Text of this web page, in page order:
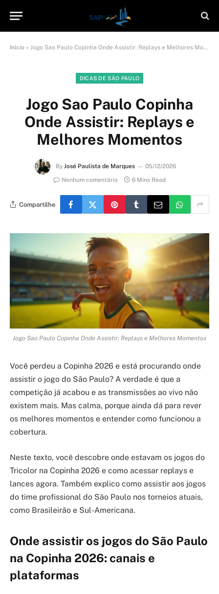
Início » Jogo Sao Paulo Copinha Onde Assistir: Replays e Melhores Momentos
DICAS DE SÃO PAULO
Jogo Sao Paulo Copinha
Onde Assistir: Replays e
Melhores Momentos
By José Paulista de Marques
05/12/2026
Nenhum comentário
6 Mins Read
Compartilhe
Jogo Sao Paulo Copinha Onde Assistir: Replays e Melhores Momentos
Você perdeu a Copinha 2026 e está procurando onde
assistir o jogo do São Paulo? A verdade é que a
competição já acabou e as transmissões ao vivo não
existem mais. Mas calma, porque ainda dá para rever
os melhores momentos e entender como funcionou a
cobertura.
Neste texto, você descobre onde estavam os jogos do
Tricolor na Copinha 2026 e como acessar replays e
lances agora. Também explico como assistir aos jogos
do time profissional do São Paulo nos torneios atuais,
como Brasileirão e Sul-Americana.
Onde assistir os jogos do São Paulo
na Copinha 2026: canais e
plataformas